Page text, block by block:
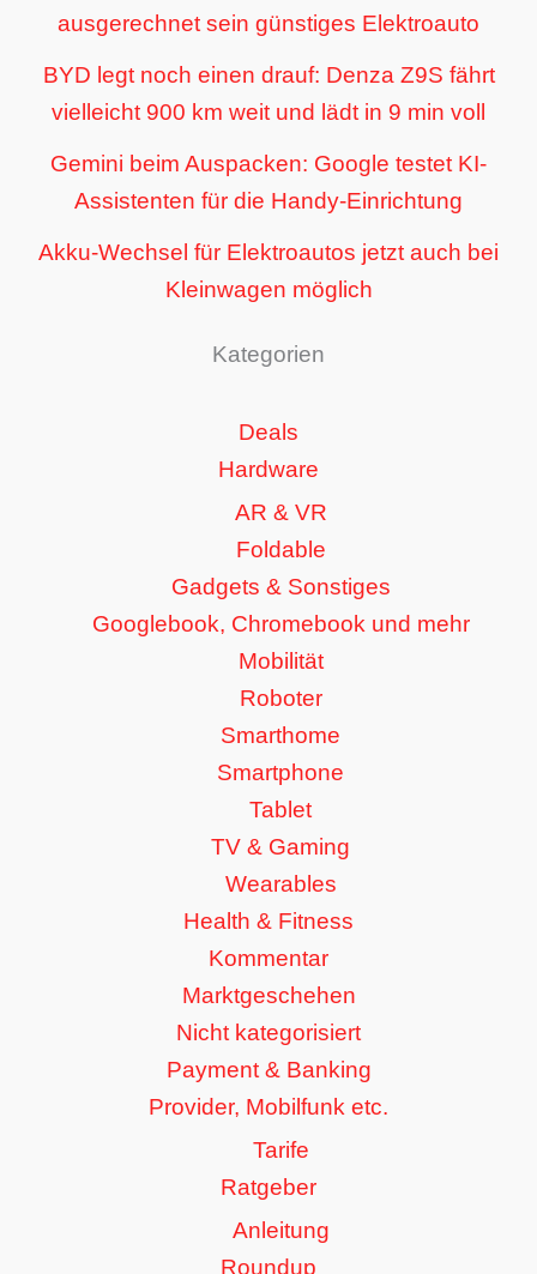
ausgerechnet sein günstiges Elektroauto
BYD legt noch einen drauf: Denza Z9S fährt
vielleicht 900 km weit und lädt in 9 min voll
Gemini beim Auspacken: Google testet KI-
Assistenten für die Handy-Einrichtung
Akku-Wechsel für Elektroautos jetzt auch bei
Kleinwagen möglich
Kategorien
Deals
Hardware
AR & VR
Foldable
Gadgets & Sonstiges
Googlebook, Chromebook und mehr
Mobilität
Roboter
Smarthome
Smartphone
Tablet
TV & Gaming
Wearables
Health & Fitness
Kommentar
Marktgeschehen
Nicht kategorisiert
Payment & Banking
Provider, Mobilfunk etc.
Tarife
Ratgeber
Anleitung
Roundup